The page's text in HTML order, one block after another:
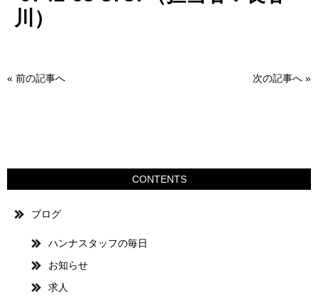
川）
« 前の記事へ 次の記事へ »
CONTENTS
ブログ
ハンナスタッフの毎日
お知らせ
求人